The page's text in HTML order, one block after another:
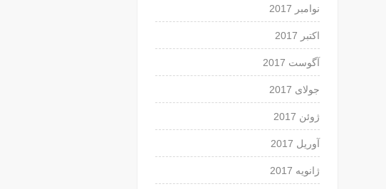
نوامبر 2017
اکتبر 2017
آگوست 2017
جولای 2017
ژوئن 2017
آوریل 2017
ژانویه 2017